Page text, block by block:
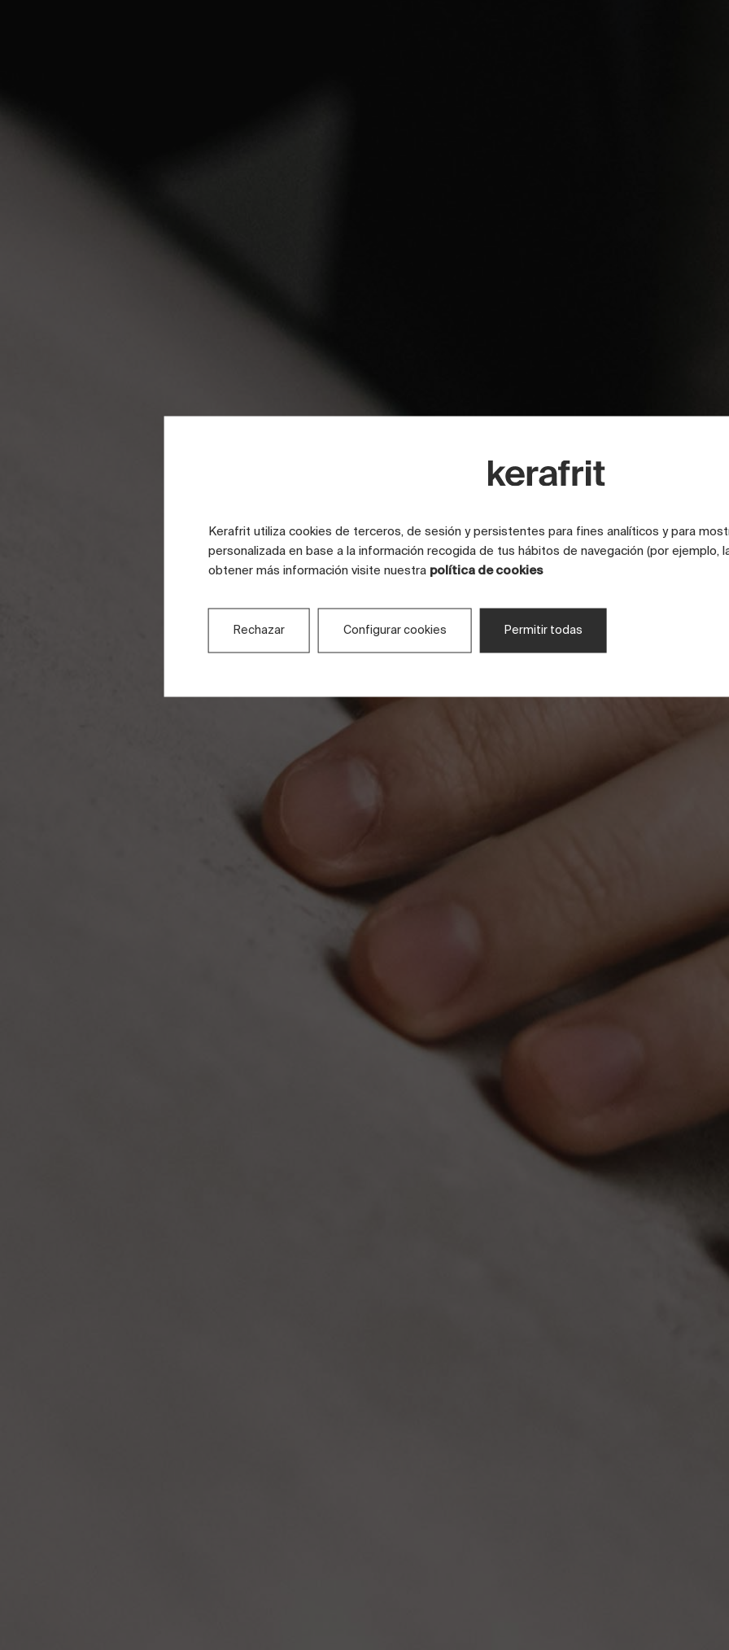
Transformamos
en
cerámicas
Kerafrit utiliza cookies de terceros, de sesión y persistentes para fines analíticos y para
personalizada en base a la información recogida de tus hábitos de navegación (por ejemplo,
obtener más información visite nuestra política de cookies
Rechazar Configurar cookies Permitir todas